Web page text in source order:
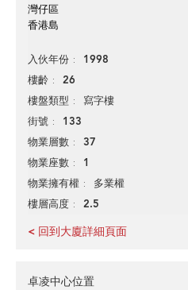
灣仔區
香港島
入伙年份 1998
樓齡 26
樓盤類型 寫字樓
街號 133
物業層數 37
物業座數 1
物業擁有權 多業權
樓層高度 2.5
< 回到大廈詳細頁面
卓凌中心位置